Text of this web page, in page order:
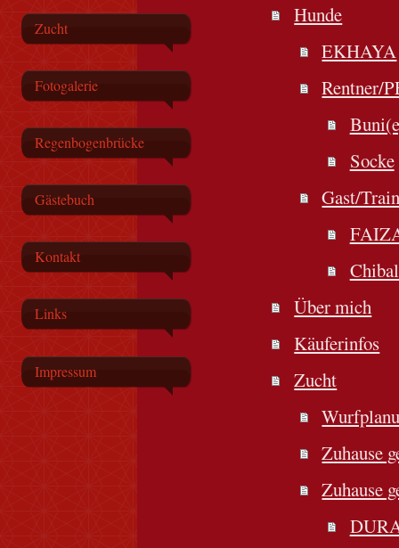
Zucht
Fotogalerie
Regenbogenbrücke
Gästebuch
Kontakt
Links
Impressum
Hunde
EKHAYA
Rentner/
Socke
Gast/
Über mich
Käuferinfos
Zucht
Zuhause
Zuhause